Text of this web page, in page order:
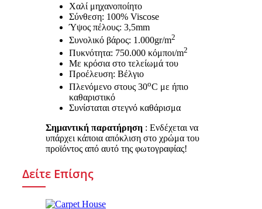
Χαλί μηχανοποίητο
Σύνθεση: 100% Viscose
Ύψος πέλους: 3,5mm
Συνολικό βάρος: 1.000gr/m2
Πυκνότητα: 750.000 κόμποι/m2
Με κρόσια στο τελείωμά του
Προέλευση: Βέλγιο
Πλενόμενο στους 30οC με ήπιο
καθαριστικό
Συνίσταται στεγνό καθάρισμα
Σημαντική παρατήρηση: Ενδέχεται να
υπάρχει κάποια απόκλιση στο χρώμα του
προϊόντος από αυτό της φωτογραφίας!
Δείτε Επίσης